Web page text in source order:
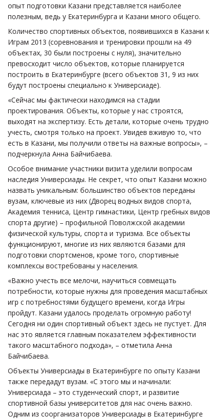
опыт подготовки Казани представляется наиболее
полезным, ведь у Екатеринбурга и Казани много общего.
Количество спортивных объектов, появившихся в Казани к
Играм 2013 (соревнования и тренировки прошли на 49
объектах, 30 были построены с нуля), значительно
превосходит число объектов, которые планируется
построить в Екатеринбурге (всего объектов 31, 9 из них
будут построены специально к Универсиаде).
«Сейчас мы фактически находимся на стадии
проектирования. Объекты, которые у нас строятся,
выходят на экспертизу. Есть детали, которые очень трудно
учесть, смотря только на проект. Увидев вживую то, что
есть в Казани, мы получили ответы на важные вопросы», –
подчеркнула Анна Байчибаева.
Особое внимание участники визита уделили вопросам
наследия Универсиады. Не секрет, что опыт Казани можно
назвать уникальным: большинство объектов переданы
вузам, ключевые из них (Дворец водных видов спорта,
Академия тенниса, Центр гимнастики, Центр гребных видов
спорта другие) – профильной Поволжской академии
физической культуры, спорта и туризма. Все объекты
функционируют, многие из них являются базами для
подготовки спортсменов, кроме того, спортивные
комплексы востребованы у населения.
«Важно учесть все мелочи, научиться совмещать
потребности, которые нужны для проведения масштабных
игр с потребностями будущего времени, когда Игры
пройдут. Казани удалось проделать огромную работу!
Сегодня ни один спортивный объект здесь не пустует. Для
нас это является главным показателем эффективности
такого масштабного подхода», – отметила Анна
Байчибаева.
Объекты Универсиады в Екатеринбурге по опыту Казани
также передадут вузам. «С этого мы и начинали:
Универсиада – это студенческий спорт, и развитие
спортивной базы университетов для нас очень важно.
Одним из соорганизаторов Универсиады в Екатеринбурге